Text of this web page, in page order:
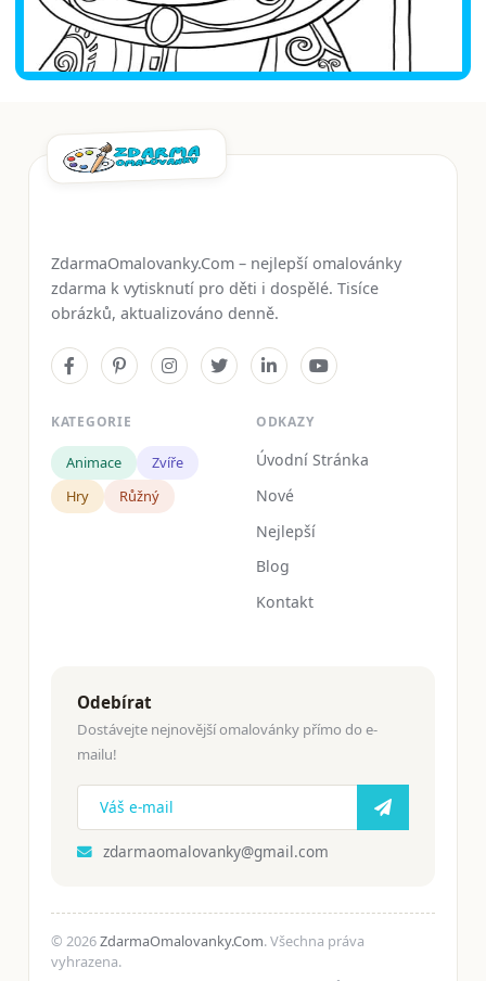
ZdarmaOmalovanky.Com – nejlepší omalovánky
zdarma k vytisknutí pro děti i dospělé. Tisíce
obrázků, aktualizováno denně.
KATEGORIE
Animace
Zvíře
Hry
Růžný
ODKAZY
Úvodní Stránka
Nové
Nejlepší
Blog
Kontakt
Odebírat
Dostávejte nejnovější omalovánky přímo do e-
mailu!
zdarmaomalovanky@gmail.com
© 2026ZdarmaOmalovanky.Com. Všechna práva
vyhrazena.